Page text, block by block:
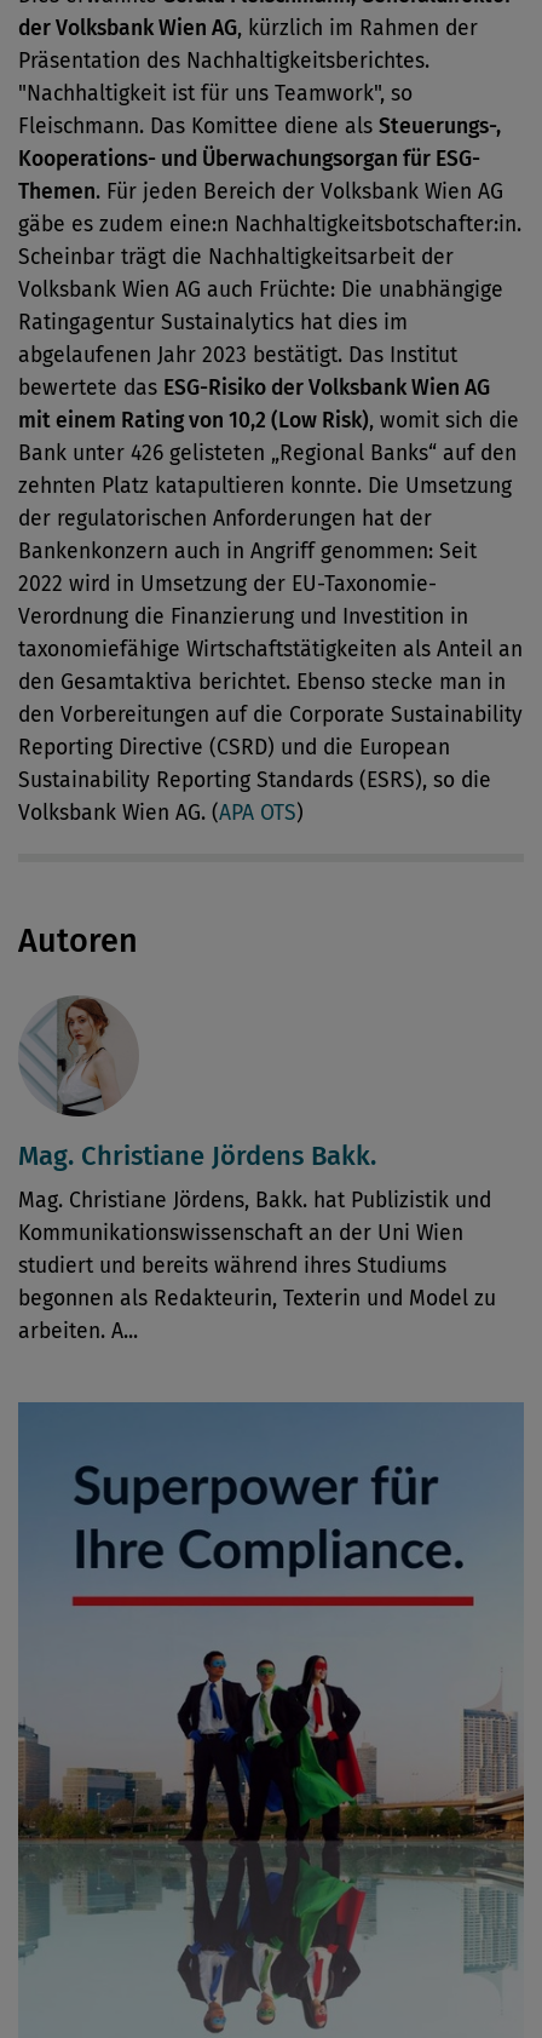
der Volksbank Wien AG, kürzlich im Rahmen der
Präsentation des Nachhaltigkeitsberichtes.
"Nachhaltigkeit ist für uns Teamwork", so
Fleischmann. Das Komittee diene als Steuerungs-,
Kooperations- und Überwachungsorgan für ESG-
Themen. Für jeden Bereich der Volksbank Wien AG
gäbe es zudem eine:n Nachhaltigkeitsbotschafter:in.
Scheinbar trägt die Nachhaltigkeitsarbeit der
Volksbank Wien AG auch Früchte: Die unabhängige
Ratingagentur Sustainalytics hat dies im
abgelaufenen Jahr 2023 bestätigt. Das Institut
bewertete das ESG-Risiko der Volksbank Wien AG
mit einem Rating von 10,2 (Low Risk), womit sich die
Bank unter 426 gelisteten „Regional Banks“ auf den
zehnten Platz katapultieren konnte. Die Umsetzung
der regulatorischen Anforderungen hat der
Bankenkonzern auch in Angriff genommen: Seit
2022 wird in Umsetzung der EU-Taxonomie-
Verordnung die Finanzierung und Investition in
taxonomiefähige Wirtschaftstätigkeiten als Anteil an
den Gesamtaktiva berichtet. Ebenso stecke man in
den Vorbereitungen auf die Corporate Sustainability
Reporting Directive (CSRD) und die European
Sustainability Reporting Standards (ESRS), so die
Volksbank Wien AG. (APA OTS)
Autoren
Mag. Christiane Jördens Bakk.
Mag. Christiane Jördens, Bakk. hat Publizistik und
Kommunikationswissenschaft an der Uni Wien
studiert und bereits während ihres Studiums
begonnen als Redakteurin, Texterin und Model zu
arbeiten. A...